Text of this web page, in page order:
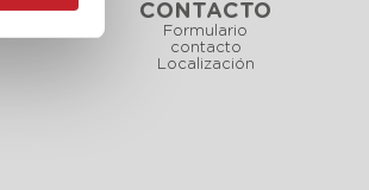
CONTACTO
Formulario
contacto
Localización